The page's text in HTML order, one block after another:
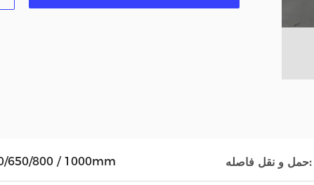
650/800 / 1000mm حمل و نقل فاصله: